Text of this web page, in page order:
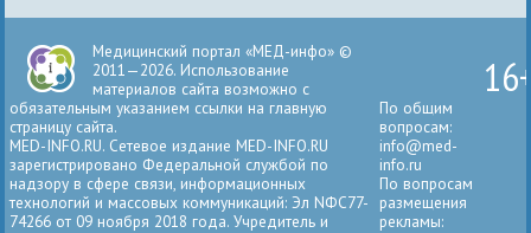
Медицинский портал «МЕД-инфо» ©
2011—2026. Использование
материалов сайта возможно с
обязательным указанием ссылки на главную
страницу сайта.
MED-INFO.RU. Сетевое издание MED-INFO.RU
зарегистрировано Федеральной службой по
надзору в сфере связи, информационных
технологий и массовых коммуникаций: Эл NФС77-
74266 от 09 ноября 2018 года. Учредитель и
По общим
вопросам:
info@med-
info.ru
По вопросам
размещения
рекламы: